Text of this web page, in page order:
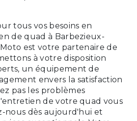
tous vos besoins en
de quad à Barbezieux-
est votre partenaire de
à votre disposition
un équipement de
envers la satisfaction
pas les problèmes
de votre quad vous
nous dès aujourd'hui et